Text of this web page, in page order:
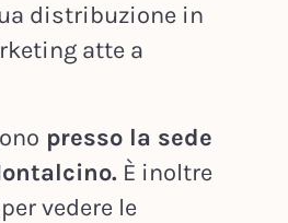
distribuzione in
atte a
presso la sede
È inoltre
vedere le